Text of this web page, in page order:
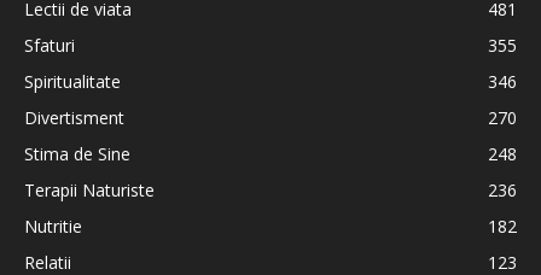
Lectii de viata
481
Sfaturi
355
Spiritualitate
346
Divertisment
270
Stima de Sine
248
Terapii Naturiste
236
Nutritie
182
Relatii
123